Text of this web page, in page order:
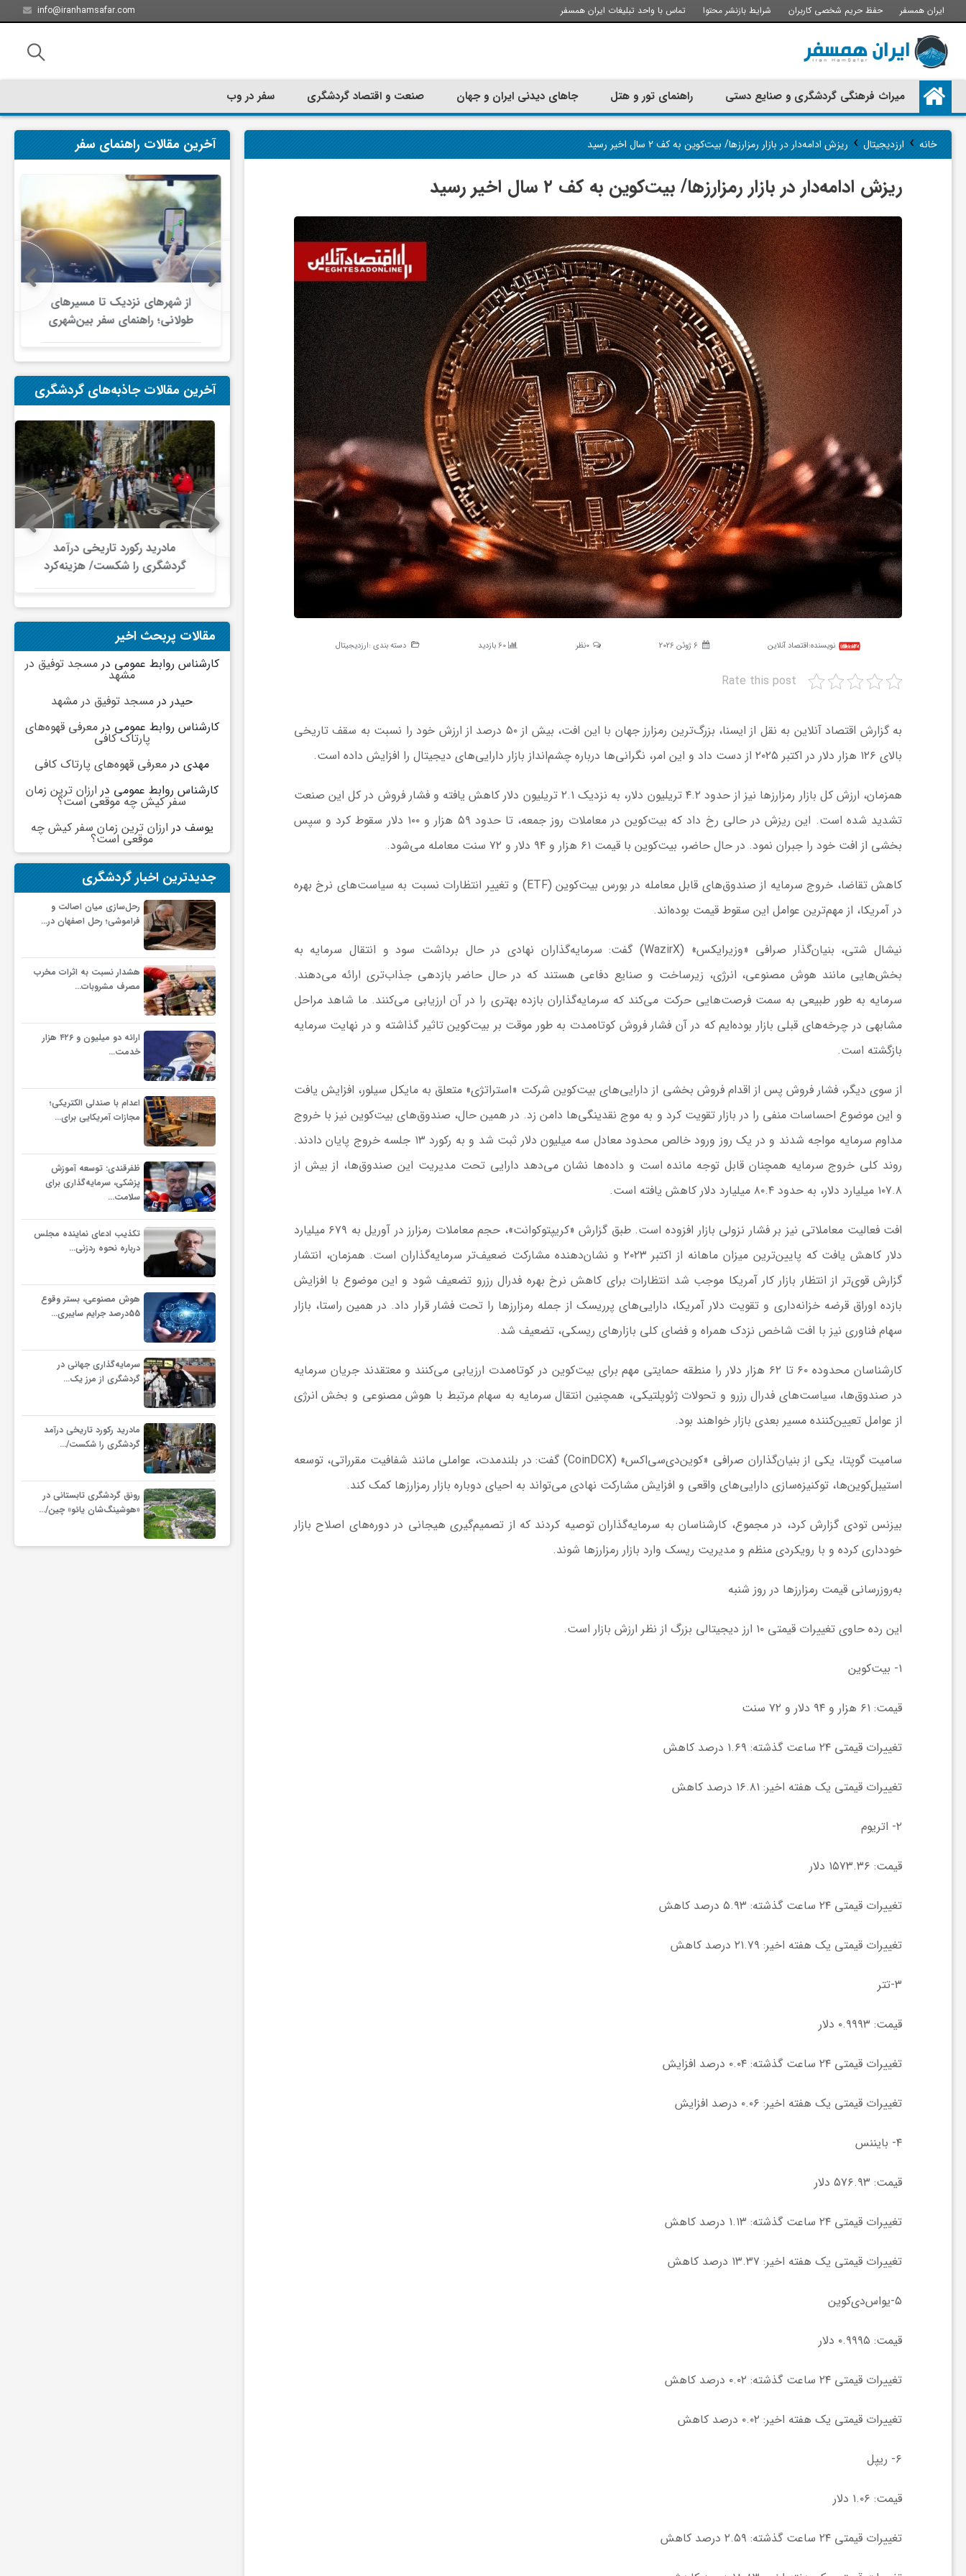
ایران همسفر حفظ حریم شخصی کاربران شرایط بازنشر محتوا تماس با واحد تبلیغات ایران همسفر info@iranhamsafar.com
م
ی
میراث فرهنگی گردشگری و صنایع دستی راهنمای تور و هتل جاهای دیدنی ایران و جهان صنعت و اقتصاد گردشگری سفر در وب
خانه›ارزدیجیتال›ریزش ادامه‌دار در بازار رمزارزها/ بیت‌کوین به کف ۲ سال اخیر رسید
ریزش ادامه‌دار در بازار رمزارزها/ بیت‌کوین به کف ۲ سال اخیر رسید
نویسنده:اقتصاد آنلاین 6 ژوئن 2026 0نظر 60 بازدید دسته بندی :ارزدیجیتال
Rate this post
به گزارش اقتصاد آنلاین به نقل از ایسنا، بزرگ‌ترین رمزارز جهان با این افت، بیش از ۵۰ درصد از ارزش خود را نسبت به سقف تاریخی
بالای ۱۲۶ هزار دلار در اکتبر ۲۰۲۵ از دست داد و این امر، نگرانی‌ها درباره چشم‌انداز بازار دارایی‌های دیجیتال را افزایش داده است.
همزمان، ارزش کل بازار رمزارزها نیز از حدود ۴.۲ تریلیون دلار، به نزدیک ۲.۱ تریلیون دلار کاهش یافته و فشار فروش در کل این صنعت
تشدید شده است. این ریزش در حالی رخ داد که بیت‌کوین در معاملات روز جمعه، تا حدود ۵۹ هزار و ۱۰۰ دلار سقوط کرد و سپس
بخشی از افت خود را جبران نمود. در حال حاضر، بیت‌کوین با قیمت ۶۱ هزار و ۹۴ دلار و ۷۲ سنت معامله می‌شود.
کاهش تقاضا، خروج سرمایه از صندوق‌های قابل معامله در بورس بیت‌کوین (ETF) و تغییر انتظارات نسبت به سیاست‌های نرخ بهره
در آمریکا، از مهم‌ترین عوامل این سقوط قیمت بوده‌اند.
نیشال شتی، بنیان‌گذار صرافی «وزیرایکس» (WazirX) گفت: سرمایه‌گذاران نهادی در حال برداشت سود و انتقال سرمایه به
بخش‌هایی مانند هوش مصنوعی، انرژی، زیرساخت و صنایع دفاعی هستند که در حال حاضر بازدهی جذاب‌تری ارائه می‌دهند.
سرمایه به طور طبیعی به سمت فرصت‌هایی حرکت می‌کند که سرمایه‌گذاران بازده بهتری را در آن ارزیابی می‌کنند. ما شاهد مراحل
مشابهی در چرخه‌های قبلی بازار بوده‌ایم که در آن فشار فروش کوتاه‌مدت به طور موقت بر بیت‌کوین تاثیر گذاشته و در نهایت سرمایه
بازگشته است.
از سوی دیگر، فشار فروش پس از اقدام فروش بخشی از دارایی‌های بیت‌کوین شرکت «استراتژی» متعلق به مایکل سیلور، افزایش یافت
و این موضوع احساسات منفی را در بازار تقویت کرد و به موج نقدینگی‌ها دامن زد. در همین حال، صندوق‌های بیت‌کوین نیز با خروج
مداوم سرمایه مواجه شدند و در یک روز ورود خالص محدود معادل سه میلیون دلار ثبت شد و به رکورد ۱۳ جلسه خروج پایان دادند.
روند کلی خروج سرمایه همچنان قابل توجه مانده است و داده‌ها نشان می‌دهد دارایی تحت مدیریت این صندوق‌ها، از بیش از
۱۰۷.۸ میلیارد دلار، به حدود ۸۰.۴ میلیارد دلار کاهش یافته است.
افت فعالیت معاملاتی نیز بر فشار نزولی بازار افزوده است. طبق گزارش «کریپتوکوانت»، حجم معاملات رمزارز در آوریل به ۶۷۹ میلیارد
دلار کاهش یافت که پایین‌ترین میزان ماهانه از اکتبر ۲۰۲۳ و نشان‌دهنده مشارکت ضعیف‌تر سرمایه‌گذاران است. همزمان، انتشار
گزارش قوی‌تر از انتظار بازار کار آمریکا موجب شد انتظارات برای کاهش نرخ بهره فدرال رزرو تضعیف شود و این موضوع با افزایش
بازده اوراق قرضه خزانه‌داری و تقویت دلار آمریکا، دارایی‌های پرریسک از جمله رمزارزها را تحت فشار قرار داد. در همین راستا، بازار
سهام فناوری نیز با افت شاخص نزدک همراه و فضای کلی بازارهای ریسکی، تضعیف شد.
کارشناسان محدوده ۶۰ تا ۶۲ هزار دلار را منطقه حمایتی مهم برای بیت‌کوین در کوتاه‌مدت ارزیابی می‌کنند و معتقدند جریان سرمایه
در صندوق‌ها، سیاست‌های فدرال رزرو و تحولات ژئوپلتیکی، همچنین انتقال سرمایه به سهام مرتبط با هوش مصنوعی و بخش انرژی
از عوامل تعیین‌کننده مسیر بعدی بازار خواهند بود.
سامیت گوپتا، یکی از بنیان‌گذاران صرافی «کوین‌دی‌سی‌اکس» (CoinDCX) گفت: در بلندمدت، عواملی مانند شفافیت مقرراتی، توسعه
استیبل‌کوین‌ها، توکنیزه‌سازی دارایی‌های واقعی و افزایش مشارکت نهادی می‌تواند به احیای دوباره بازار رمزارزها کمک کند.
بیزنس تودی گزارش کرد، در مجموع، کارشناسان به سرمایه‌گذاران توصیه کردند که از تصمیم‌گیری هیجانی در دوره‌های اصلاح بازار
خودداری کرده و با رویکردی منظم و مدیریت ریسک وارد بازار رمزارزها شوند.
به‌روزرسانی قیمت رمزارزها در روز شنبه
این رده حاوی تغییرات قیمتی ۱۰ ارز دیجیتالی بزرگ از نظر ارزش بازار است.
۱- بیت‌کوین
قیمت: ۶۱ هزار و ۹۴ دلار و ۷۲ سنت
تغییرات قیمتی ۲۴ ساعت گذشته: ۱.۶۹ درصد کاهش
تغییرات قیمتی یک هفته اخیر: ۱۶.۸۱ درصد کاهش
۲- اتریوم
قیمت: ۱۵۷۳.۳۶ دلار
تغییرات قیمتی ۲۴ ساعت گذشته: ۵.۹۳ درصد کاهش
تغییرات قیمتی یک هفته اخیر: ۲۱.۷۹ درصد کاهش
۳-تتر
قیمت: ۰.۹۹۹۳ دلار
تغییرات قیمتی ۲۴ ساعت گذشته: ۰.۰۴ درصد افزایش
تغییرات قیمتی یک هفته اخیر: ۰.۰۶ درصد افزایش
۴- بایننس
قیمت: ۵۷۶.۹۳ دلار
تغییرات قیمتی ۲۴ ساعت گذشته: ۱.۱۳ درصد کاهش
تغییرات قیمتی یک هفته اخیر: ۱۳.۳۷ درصد کاهش
۵-یواس‌دی‌کوین
قیمت: ۰.۹۹۹۵ دلار
تغییرات قیمتی ۲۴ ساعت گذشته: ۰.۰۲ درصد کاهش
تغییرات قیمتی یک هفته اخیر: ۰.۰۲ درصد کاهش
۶- ریپل
قیمت: ۱.۰۶ دلار
تغییرات قیمتی ۲۴ ساعت گذشته: ۲.۵۹ درصد کاهش
آخرین مقالات راهنمای سفر
تجربه سفر با اتوبوس به استانبول؛
راهنمای سفرکامل
ارزان ترین زمان سفر کیش چه
موقعی است؟
از شهرهای نزدیک تا مسیرهای
طولانی؛ راهنمای سفر بین‌شهری
در ایران
آخرین مقالات جاذبه‌های گردشگری
مسجد توفیق در مشهد
سرمایه‌گذاری جهانی در گردشگری
از مرز یک تریلیون دلار گذشت/
WTTC: آینده صنعت سفر با
شتاب سرمایه‌گذاری جهانی
تضمین می‌شود
مادرید رکورد تاریخی درآمد
گردشگری را شکست/ هزینه‌کرد
گردشگران خارجی از ۱۰ میلیارد
مقالات پربحث اخیر
کارشناس روابط عمومی درمسجد توفیق در
مشهد
حیدردر مسجد توفیق در مشهد
کارشناس روابط عمومی درمعرفی قهوه‌های
پارتاک کافی
مهدیدر معرفی قهوه‌های پارتاک کافی
کارشناس روابط عمومی در ارزان ترین زمان
سفر کیش چه موقعی است؟
یوسف در ارزان ترین زمان سفر کیش چه
موقعی است؟
جدیدترین اخبار گردشگری
رحل‌سازی میان اصالت و
فراموشی؛ رحل اصفهان در…
هشدار نسبت به اثرات مخرب
مصرف مشروبات…
ارائه دو میلیون و ۴۲۶ هزار
خدمت…
اعدام با صندلی الکتریکی؛
مجازات آمریکایی برای…
ظفرقندی: توسعه آموزش
پزشکی، سرمایه‌گذاری برای
سلامت…
تکذیب ادعای نماینده مجلس
درباره نحوه ردزنی…
هوش مصنوعی، بستر وقوع
55درصد جرایم سایبری…
سرمایه‌گذاری جهانی در
گردشگری از مرز یک…
مادرید رکورد تاریخی درآمد
گردشگری را شکست/…
رونق گردشگری تابستانی در
«هوشینگ‌شان یائو» چین/…